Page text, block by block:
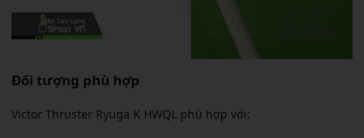
Đối tượng phù hợp
Victor Thruster Ryuga K HWQL phù hợp với: